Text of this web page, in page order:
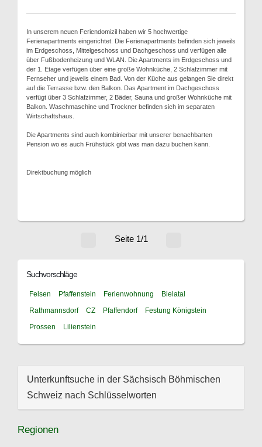
In unserem neuen Feriendomizil haben wir 5 hochwertige
Ferienapartments eingerichtet. Die Ferienapartments befinden sich jeweils
im Erdgeschoss, Mittelgeschoss und Dachgeschoss und verfügen alle
über Fußbodenheizung und WLAN. Die Apartments im Erdgeschoss und
der 1. Etage verfügen über eine große Wohnküche, 2 Schlafzimmer mit
Fernseher und jeweils einem Bad. Von der Küche aus gelangen Sie direkt
auf die Terrasse bzw. den Balkon. Das Apartment im Dachgeschoss
verfügt über 3 Schlafzimmer, 2 Bäder, Sauna und großer Wohnküche mit
Balkon. Waschmaschine und Trockner befinden sich im separaten
Wirtschaftshaus.
Die Apartments sind auch kombinierbar mit unserer benachbarten
Pension wo es auch Frühstück gibt was man dazu buchen kann.
Direktbuchung möglich
Seite 1/1
Suchvorschläge
Felsen Pfaffenstein Ferienwohnung
Bielatal
Rathmannsdorf
CZ Pfaffendorf
Festung Königstein
Prossen
Lilienstein
Unterkunftsuche in der Sächsisch Böhmischen
Schweiz nach Schlüsselworten
Regionen